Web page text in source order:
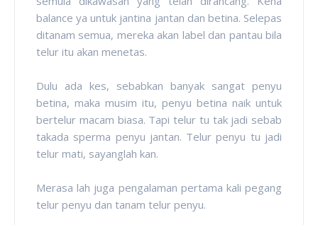
balance ya untuk jantina jantan dan betina. Selepas
ditanam semua, mereka akan label dan pantau bila
telur itu akan menetas.
Dulu ada kes, sebabkan banyak sangat penyu
betina, maka musim itu, penyu betina naik untuk
bertelur macam biasa. Tapi telur tu tak jadi sebab
takada sperma penyu jantan. Telur penyu tu jadi
telur mati, sayanglah kan.
Merasa lah juga pengalaman pertama kali pegang
telur penyu dan tanam telur penyu.